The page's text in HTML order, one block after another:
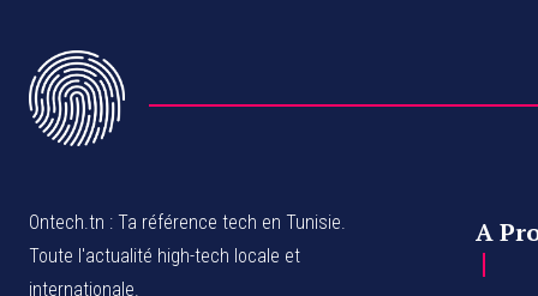
Ontech.tn : Ta référence tech en Tunisie.
Toute l'actualité high-tech locale et
internationale.
A